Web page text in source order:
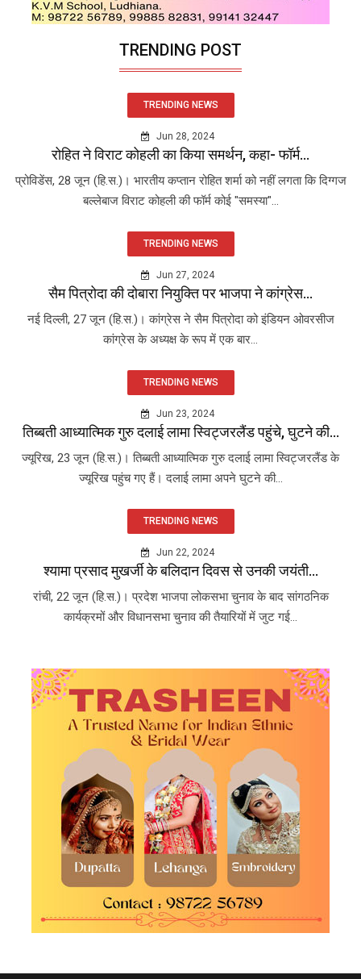
TRENDING POST
TRENDING NEWS
Jun 28, 2024
रोहित ने विराट कोहली का किया समर्थन, कहा- फॉर्म...
प्रोविडेंस, 28 जून (हि.स.)। भारतीय कप्तान रोहित शर्मा को नहीं लगता कि दिग्गज
बल्लेबाज विराट कोहली की फॉर्म कोई "समस्या"...
TRENDING NEWS
Jun 27, 2024
सैम पित्रोदा की दोबारा नियुक्ति पर भाजपा ने कांग्रेस...
नई दिल्ली, 27 जून (हि.स.)। कांग्रेस ने सैम पित्रोदा को इंडियन ओवरसीज
कांग्रेस के अध्यक्ष के रूप में एक बार...
TRENDING NEWS
Jun 23, 2024
तिब्बती आध्यात्मिक गुरु दलाई लामा स्विट्जरलैंड पहुंचे, घुटने की...
ज्यूरिख, 23 जून (हि.स.)। तिब्बती आध्यात्मिक गुरु दलाई लामा स्विट्जरलैंड के
ज्यूरिख पहुंच गए हैं। दलाई लामा अपने घुटने की...
TRENDING NEWS
Jun 22, 2024
श्यामा प्रसाद मुखर्जी के बलिदान दिवस से उनकी जयंती...
रांची, 22 जून (हि.स.)। प्रदेश भाजपा लोकसभा चुनाव के बाद सांगठनिक
कार्यक्रमों और विधानसभा चुनाव की तैयारियों में जुट गई...